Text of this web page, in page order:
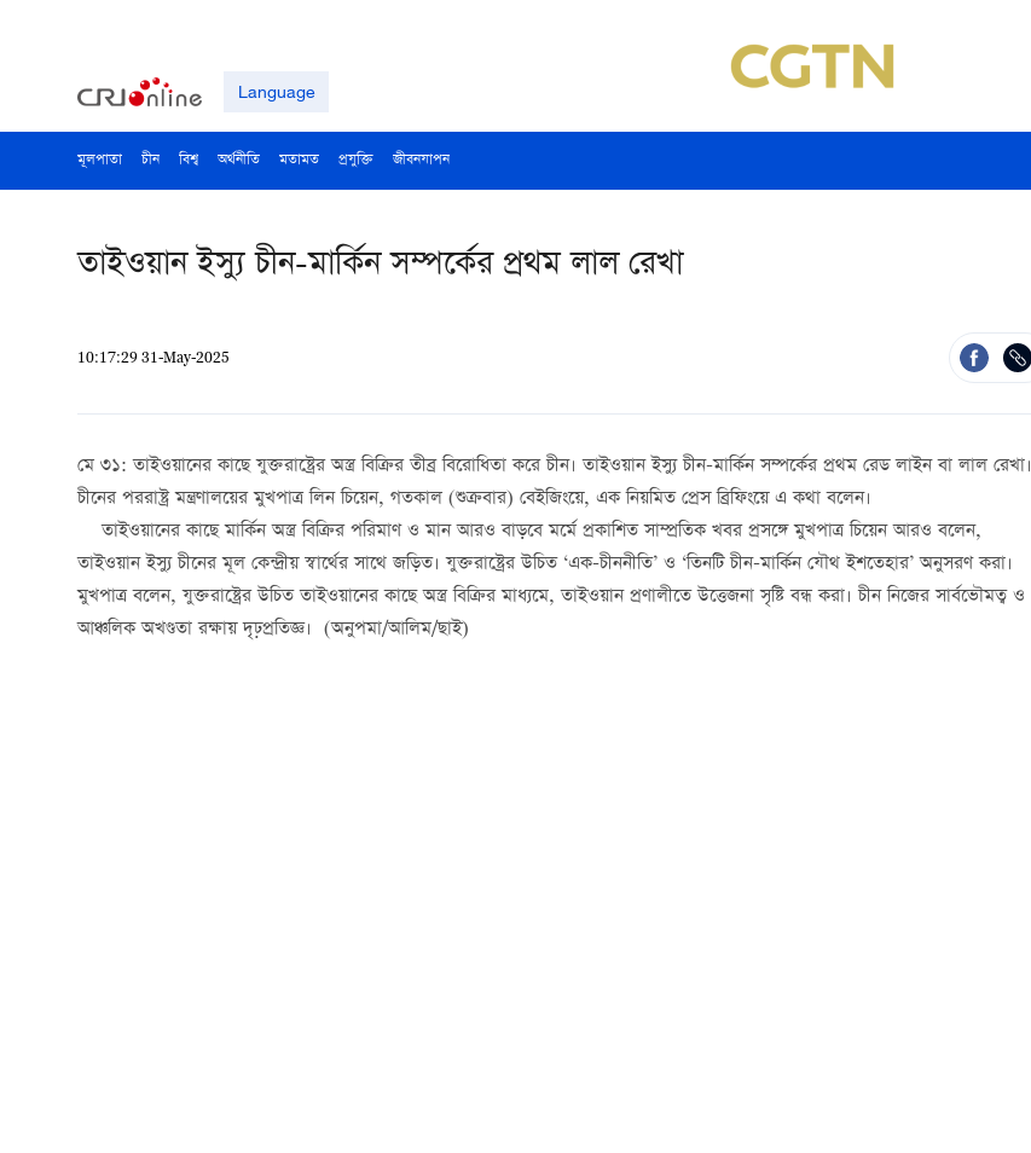
Language
মূলপাতা চীন বিশ্ব অর্থনীতি মতামত প্রযুক্তি জীবনযাপন
তাইওয়ান ইস্যু চীন-মার্কিন সম্পর্কের প্রথম লাল রেখা
10:17:29 31-May-2025
মে ৩১: তাইওয়ানের কাছে যুক্তরাষ্ট্রের অস্ত্র বিক্রির তীব্র বিরোধিতা করে চীন। তাইওয়ান ইস্যু চীন-মার্কিন সম্পর্কের প্রথম রেড লাইন বা লাল রেখা।
চীনের পররাষ্ট্র মন্ত্রণালয়ের মুখপাত্র লিন চিয়েন, গতকাল (শুক্রবার) বেইজিংয়ে, এক নিয়মিত প্রেস ব্রিফিংয়ে এ কথা বলেন।
তাইওয়ানের কাছে মার্কিন অস্ত্র বিক্রির পরিমাণ ও মান আরও বাড়বে মর্মে প্রকাশিত সাম্প্রতিক খবর প্রসঙ্গে মুখপাত্র চিয়েন আরও বলেন,
তাইওয়ান ইস্যু চীনের মূল কেন্দ্রীয় স্বার্থের সাথে জড়িত। যুক্তরাষ্ট্রের উচিত ‘এক-চীননীতি’ ও ‘তিনটি চীন-মার্কিন যৌথ ইশতেহার’ অনুসরণ করা।
মুখপাত্র বলেন, যুক্তরাষ্ট্রের উচিত তাইওয়ানের কাছে অস্ত্র বিক্রির মাধ্যমে, তাইওয়ান প্রণালীতে উত্তেজনা সৃষ্টি বন্ধ করা। চীন নিজের সার্বভৌমত্ব ও
আঞ্চলিক অখণ্ডতা রক্ষায় দৃঢ়প্রতিজ্ঞ। (অনুপমা/আলিম/ছাই)